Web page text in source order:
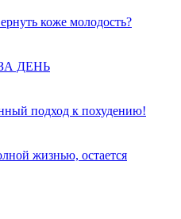
коже молодость?
ДЕНЬ
подход к похудению!
жизнью, остается